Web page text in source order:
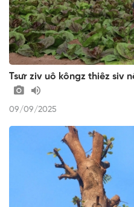
Tsưr ziv uô kôngz thiêz siv
09/09/2025